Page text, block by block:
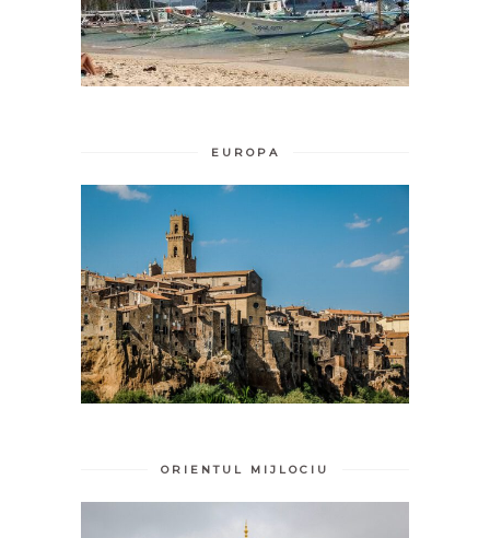
EUROPA
ORIENTUL MIJLOCIU